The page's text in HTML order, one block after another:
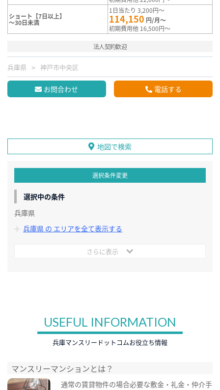
ショート【7日以上】
～30日未満
1日当たり 3,200円～
114,150 円/月～
初期費用他 16,500円～
法人契約歓迎
兵庫県 神戸市中央区
お問合わせ 電話する
地図で検索
選択条件変更
選択中の条件
兵庫県
兵庫県 の エリアを全て表示する
さらに表示
USEFUL INFORMATION
兵庫マンスリードットコムお役立ち情報
マンスリーマンションとは？
通常の賃貸物件の場合必要な敷金・礼金・仲介手